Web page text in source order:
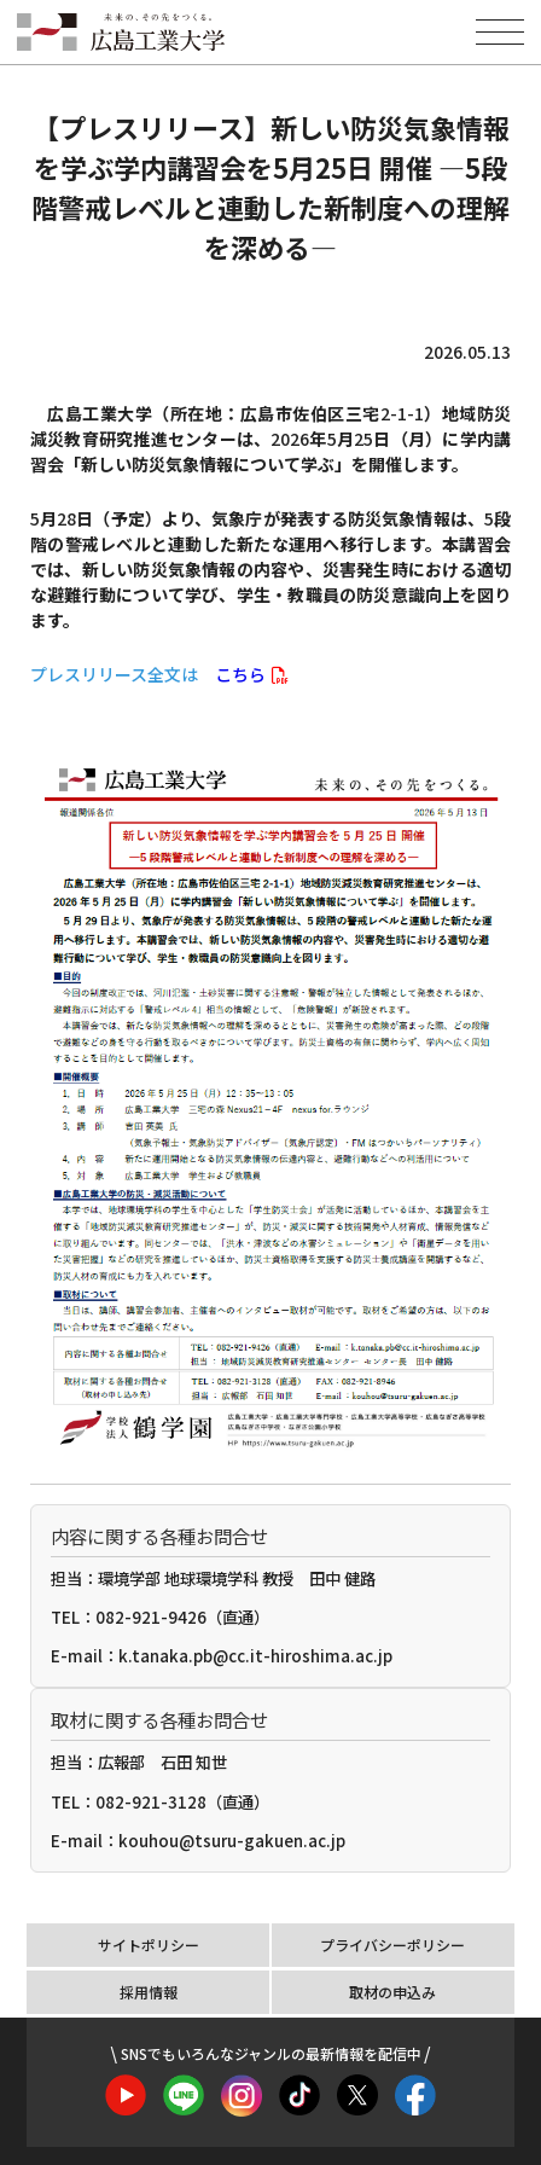
HOME INFORMATION
【プレスリリース】新しい防災気象情報を学ぶ学内講習会を5月25日 開
催 ―5段階警戒レベルと連動した新制度への理解を深める―
【プレスリリース】新しい防災気象情報
を学ぶ学内講習会を5月25日 開催 ―5段
階警戒レベルと連動した新制度への理解
を深める―
2026.05.13
広島工業大学（所在地：広島市佐伯区三宅2-1-1）地域防災
減災教育研究推進センターは、 2026年5月25日（月）に学内講
習会「新しい防災気象情報について学ぶ」を開催します。
5月28日（予定）より、気象庁が発表する防災気象情報は、 5段
階の警戒レベルと連動した新たな運用へ移行します。本講習会
では、新しい防災気象情報の内容や、災害発生時における適切
な避難行動について学び、学生・教職員の防災意識向上を図り
ます。
プレスリリース全文は こちら
内容に関する各種お問合せ
担当：環境学部 地球環境学科 教授 田中 健路
TEL：082-921-9426（直通）
E-mail：k.tanaka.pb@cc.it-hiroshima.ac.jp
取材に関する各種お問合せ
担当：広報部 石田 知世
TEL：082-921-3128（直通）
E-mail：kouhou@tsuru-gakuen.ac.jp
サイトポリシー プライバシーポリシー
採用情報 取材の申込み
SNSでもいろんなジャンルの最新情報を配信中